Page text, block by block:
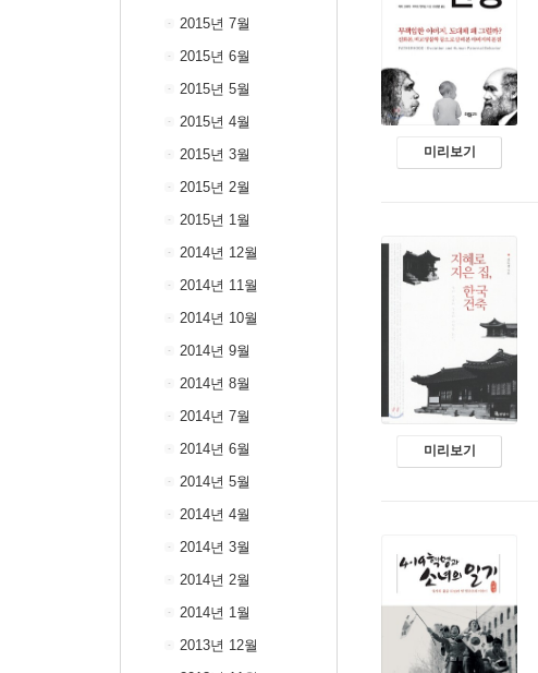
2015년 7월
2015년 6월
2015년 5월
2015년 4월
2015년 3월
2015년 2월
2015년 1월
2014년 12월
2014년 11월
2014년 10월
2014년 9월
2014년 8월
2014년 7월
2014년 6월
2014년 5월
2014년 4월
2014년 3월
2014년 2월
2014년 1월
2013년 12월
미리보기
미리보기